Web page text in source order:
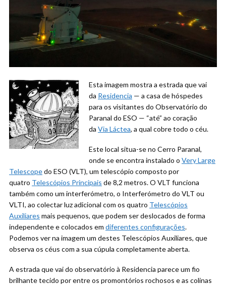
Esta imagem mostra a estrada que vai
da Residencia — a casa de hóspedes
para os visitantes do Observatório do
Paranal do ESO — “até” ao coração
da Via Láctea, a qual cobre todo o céu.
Este local situa-se no Cerro Paranal,
onde se encontra instalado o Very Large
Telescopedo ESO (VLT), um telescópio composto por
quatro Telescópios Principais de 8,2 metros. O VLT funciona
também como um interferómetro, o Interferómetro do VLT ou
VLTI, ao colectar luz adicional com os quatro Telescópios
Auxiliares mais pequenos, que podem ser deslocados de forma
independente e colocados em diferentes configurações.
Podemos ver na imagem um destes Telescópios Auxiliares, que
observa os céus com a sua cúpula completamente aberta.
A estrada que vai do observatório à Residencia parece um fio
brilhante tecido por entre os promontórios rochosos e as colinas